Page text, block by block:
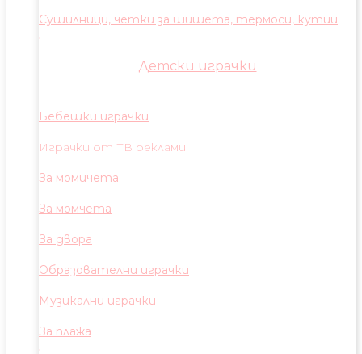
Сушилници, четки за шишета, термоси, кутии
Детски играчки
Бебешки играчки
Играчки от ТВ реклами
За момичета
За момчета
За двора
Образователни играчки
Музикални играчки
За плажа